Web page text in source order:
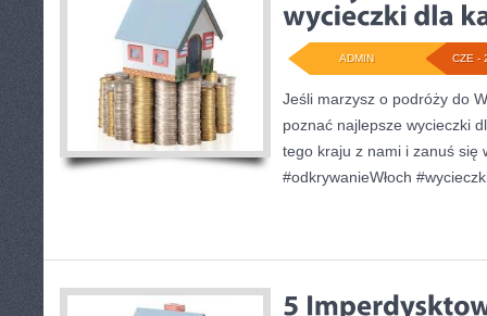
CZE -
ADMIN
Jeśli marzysz o podróży do
poznać najlepsze wycieczki
tego kraju z nami i zanuś się
#odkrywanieWłoch